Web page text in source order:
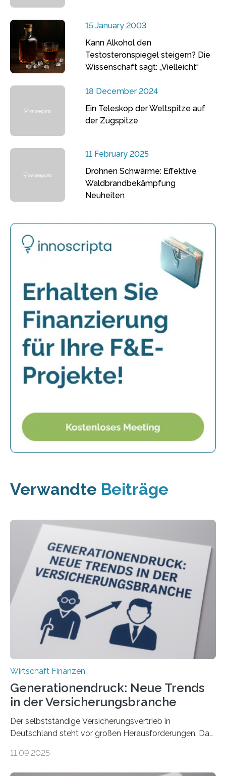
15 January 2003
Kann Alkohol den
Testosteronspiegel steigern? Die
Wissenschaft sagt: „Vielleicht“
18 December 2024
Ein Teleskop der Weltspitze auf
der Zugspitze
11 February 2025
Drohnen Schwärme: Effektive
Waldbrandbekämpfung
Neuheiten
Verwandte Beiträge
Wirtschaft Finanzen
Generationendruck: Neue Trends
in der Versicherungsbranche
Der selbstständige Versicherungsvertrieb in
Deutschland steht vor großen Herausforderungen. Das
Dr. Matthias Beenken und Prof. Dr. Lukas Linnenbrink
11.09.2025